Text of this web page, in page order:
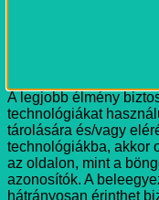
A legjobb élmény
technológiákat
tárolására és/vagy
technológiákba, akkor
az oldalon, mint a
azonosítók. A
hátrányosan érinthet